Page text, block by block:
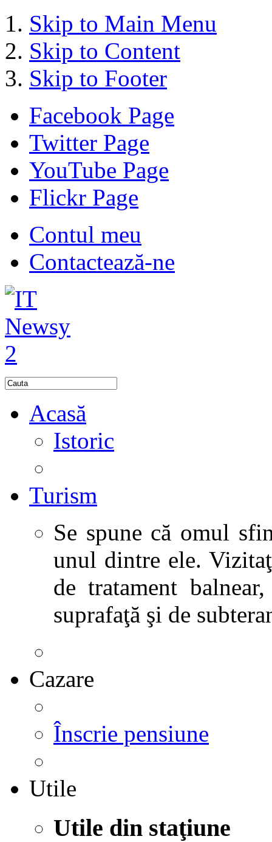
Skip to Main Menu
Skip to Content
Skip to Footer
Facebook Page
Twitter Page
YouTube Page
Flickr Page
Contul meu
Contactează-ne
Acasă
Istoric
Turism
Se spune că omul
unul dintre ele.
de tratament
suprafaţă şi de
Cazare
Înscrie pensiune
Utile
Utile din staţiune